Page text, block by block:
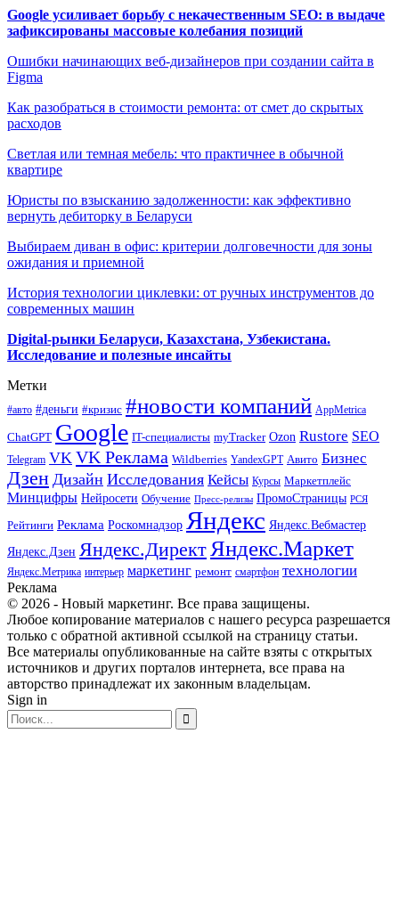
Google усиливает борьбу с некачественным SEO: в выдаче
зафиксированы массовые колебания позиций
Ошибки начинающих веб-дизайнеров при создании сайта в
Figma
Как разобраться в стоимости ремонта: от смет до скрытых
расходов
Светлая или темная мебель: что практичнее в обычной
квартире
Юристы по взысканию задолженности: как эффективно
вернуть дебиторку в Беларуси
Выбираем диван в офис: критерии долговечности для зоны
ожидания и приемной
История технологии циклевки: от ручных инструментов до
современных машин
Digital-рынки Беларуси, Казахстана, Узбекистана.
Исследование и полезные инсайты
Метки
#авто #деньги #кризис #новости компаний AppMetrica
ChatGPT Google IT-специалисты myTracker Ozon Rustore SEO
Telegram VK VK Реклама Wildberries YandexGPT Авито Бизнес
Дзен Дизайн Исследования Кейсы Курсы Маркетплейс
Минцифры Нейросети Обучение Пресс-релизы ПромоСтраницы РСЯ
Рейтинги Реклама Роскомнадзор Яндекс Яндекс.Вебмастер
Яндекс.Дзен Яндекс.ДиректЯндекс.Маркет
Яндекс.Метрика интерьер маркетинг ремонт смартфон технологии
Реклама
© 2026 - Новый маркетинг. Все права защищены.
Любое копирование материалов с нашего ресурса разрешается
только с обратной активной ссылкой на страницу статьи.
Все материалы опубликованные на сайте взяты с открытых
источников и других порталов интернета, все права на
авторство принадлежат их законным владельцам.
Sign in